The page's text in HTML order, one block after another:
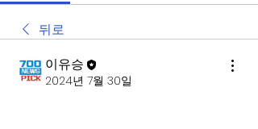
뒤로
이유승
2024년 7월 30일